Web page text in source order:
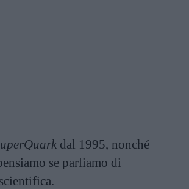
dal 1995, nonché
se parliamo di